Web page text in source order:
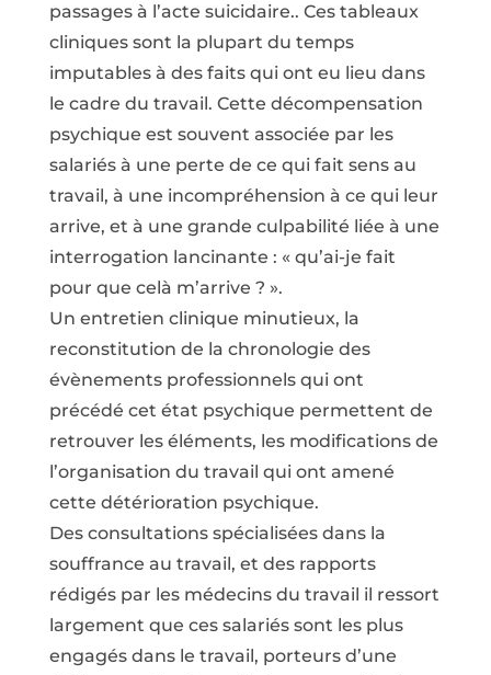
passages à l’acte suicidaire.. Ces tableaux
cliniques sont la plupart du temps
imputables à des faits qui ont eu lieu dans
le cadre du travail. Cette décompensation
psychique est souvent associée par les
salariés à une perte de ce qui fait sens au
travail, à une incompréhension à ce qui leur
arrive, et à une grande culpabilité liée à une
interrogation lancinante : « qu’ai-je fait
pour que celà m’arrive ? ».
Un entretien clinique minutieux, la
reconstitution de la chronologie des
évènements professionnels qui ont
précédé cet état psychique permettent de
retrouver les éléments, les modifications de
l’organisation du travail qui ont amené
cette détérioration psychique.
Des consultations spécialisées dans la
souffrance au travail, et des rapports
rédigés par les médecins du travail il ressort
largement que ces salariés sont les plus
engagés dans le travail, porteurs d’une